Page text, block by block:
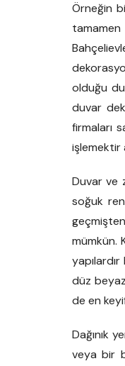
Örneğin
olduğu
duvar
firmaları
işlemektir
Duvar ve
soğuk
mümkün.
düz
de en
Dağınık
veya bir